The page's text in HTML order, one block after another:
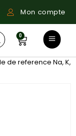
Mon compte
0
de reference Na, K,